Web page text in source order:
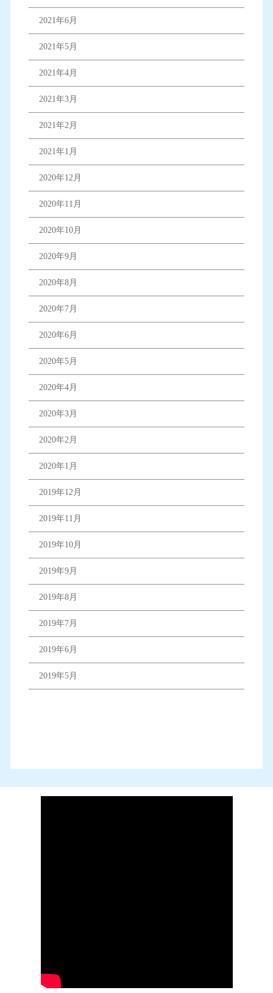
2021年6月
2021年5月
2021年4月
2021年3月
2021年2月
2021年1月
2020年12月
2020年11月
2020年10月
2020年9月
2020年8月
2020年7月
2020年6月
2020年5月
2020年4月
2020年3月
2020年2月
2020年1月
2019年12月
2019年11月
2019年10月
2019年9月
2019年8月
2019年7月
2019年6月
2019年5月